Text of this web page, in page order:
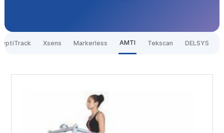
OptiTrack Xsens Markerless AMTI Tekscan DELSYS